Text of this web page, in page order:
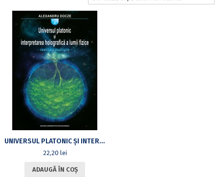
UNIVERSUL PLATONIC ŞI INTERPRETAREA HOLOGRAFICĂ A LUMII FIZICE: REALITĂŢI MULTIPLE
22,20 lei
ADAUGĂ ÎN COȘ